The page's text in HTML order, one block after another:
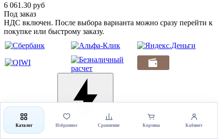
6 061.30 руб
Под заказ
НДС включен. После выбора варианта можно сразу перейти к
покупке или быстрому заказу.
Выбрать товар
Купить в 1 клик
Каталог Избранное Сравнение Корзина Кабинет